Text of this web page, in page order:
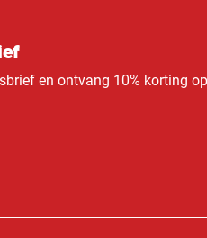
en ontvang 10% korting op